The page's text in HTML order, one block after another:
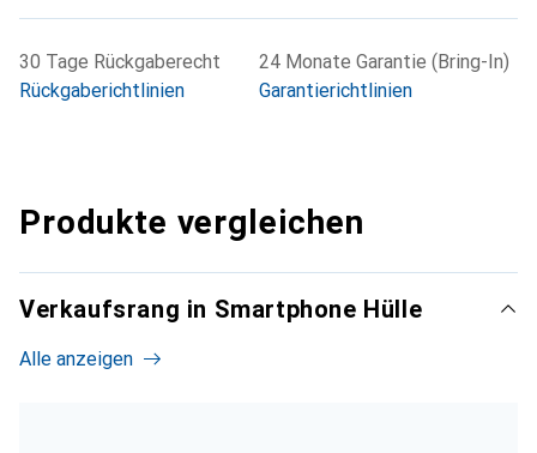
30 Tage Rückgaberecht
Rückgaberichtlinien
24 Monate Garantie (Bring-In)
Garantierichtlinien
Produkte vergleichen
Verkaufsrang in Smartphone Hülle
Alle anzeigen